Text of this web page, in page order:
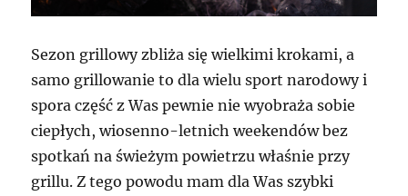
Sezon grillowy zbliża się wielkimi krokami, a
samo grillowanie to dla wielu sport narodowy i
spora część z Was pewnie nie wyobraża sobie
ciepłych, wiosenno-letnich weekendów bez
spotkań na świeżym powietrzu właśnie przy
grillu. Z tego powodu mam dla Was szybki